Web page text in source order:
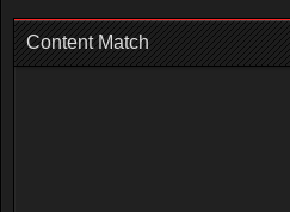
Content Match